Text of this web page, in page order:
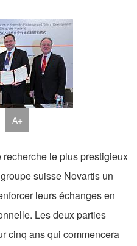
A+
recherche le plus prestigieux
suisse Novartis un
leurs échanges en
Les deux parties
cinq ans qui commencera